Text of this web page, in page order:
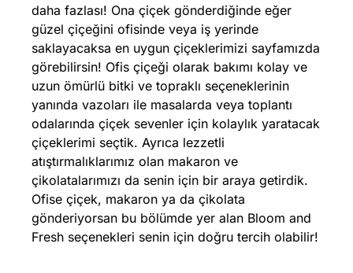
daha fazlası! Ona çiçek gönderdiğinde eğer
güzel çiçeğini ofisinde veya iş yerinde
saklayacaksa en uygun çiçeklerimizi sayfamızda
görebilirsin! Ofis çiçeği olarak bakımı kolay ve
uzun ömürlü bitki ve topraklı seçeneklerinin
yanında vazoları ile masalarda veya toplantı
odalarında çiçek sevenler için kolaylık yaratacak
çiçeklerimi seçtik. Ayrıca lezzetli
atıştırmalıklarımız olan makaron ve
çikolatalarımızı da senin için bir araya getirdik.
Ofise çiçek, makaron ya da çikolata
gönderiyorsan bu bölümde yer alan Bloom and
Fresh seçenekleri senin için doğru tercih olabilir!